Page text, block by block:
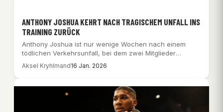
ANTHONY JOSHUA KEHRT NACH TRAGISCHEM UNFALL INS
TRAINING ZURÜCK
Anthony Joshua ist nur wenige Wochen nach einem
tödlichen Verkehrsunfall, bei dem zwei Mitglieder
seines…
Aksel Kryhlmand16 Jan. 2026